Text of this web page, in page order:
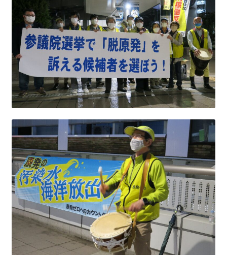
ギャラリー_2026.3.15
原発ゼロと未来
原発動向
原発 日誌
2022.7.15東電・株主訴訟 経営陣に13兆円賠償命令
2022.8.1 福島第一原発 汚染配管撤去 失敗続きで計画
断念
2022.8.9 福島第一原発 汚染水海洋放出トンネル工事
着工
2022.12.25美浜原発 運転停止認めず 稼働４０年
超 老朽対策容認